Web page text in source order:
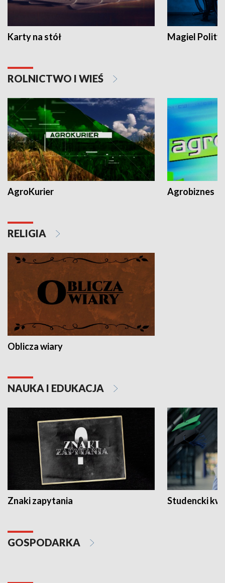
Karty na stół Magiel
ROLNICTWO I WIEŚ
AgroKurier Agrobiznes
RELIGIA
Oblicza wiary
NAUKA I EDUKACJA
Znaki zapytania Studencki
GOSPODARKA